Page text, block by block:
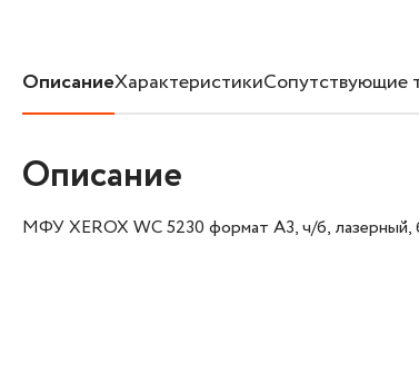
ОписаниеХарактеристикиСопутствующие
Описание
МФУ XEROX WC 5230 формат А3, ч/б, лазерный,